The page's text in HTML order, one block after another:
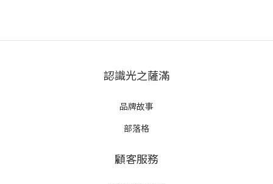
認識光之薩滿
品牌故事
部落格
顧客服務